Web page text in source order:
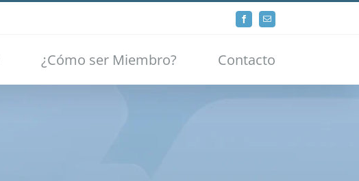
FacebookEmail
¿Cómo ser Miembro? Contacto